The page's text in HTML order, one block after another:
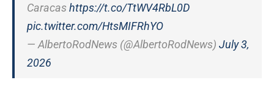
Caracashttps://t.co/TtWV4RbL0D
pic.twitter.com/HtsMIFRhYO
— AlbertoRodNews (@AlbertoRodNews) July 3,
2026